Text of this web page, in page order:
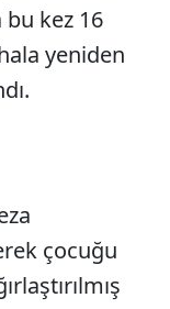
bu kez 16
yeniden
çocuğu